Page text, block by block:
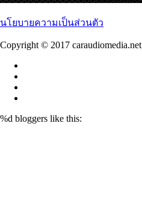
นโยบายความเป็นส่วนตัว
Copyright © 2017 caraudiomedia.net
%d bloggers like this: